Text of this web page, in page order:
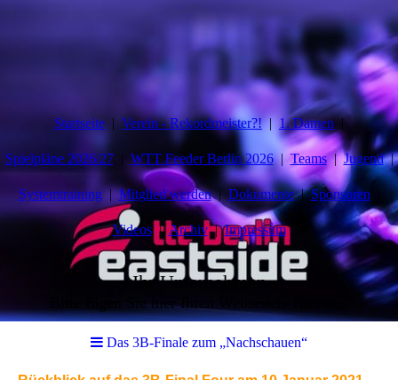
Startseite Verein - Rekordmeister?! 1. Damen
Spielpläne 2026/27 WTT Feeder Berlin 2026 Teams Jugend
Systemtraining Mitglied werden Dokumente Sponsoren
Videos Archiv Impressum
Ihr Unternehmen
Bitte fügen Sie hier Ihren Webseiten-Titel ein.
Das 3B-Finale zum „Nachschauen“